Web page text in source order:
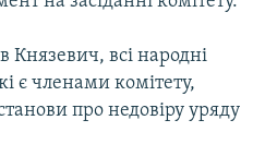
Князевич, всі народні
є членами комітету,
про недовіру уряду